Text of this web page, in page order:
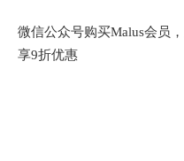
微信公众号购买Malus会员，
享9折优惠